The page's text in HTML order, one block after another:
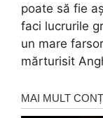
poate să fie
faci lucrurile
un mare
mărturisit